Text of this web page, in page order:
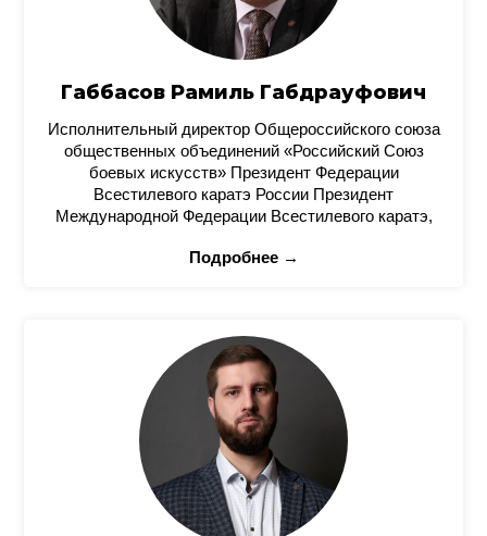
Габбасов Рамиль Габдрауфович
Исполнительный директор Общероссийского союза
общественных объединений «Российский Союз
боевых искусств» Президент Федерации
Всестилевого каратэ России Президент
Международной Федерации Всестилевого каратэ,
Подробнее →